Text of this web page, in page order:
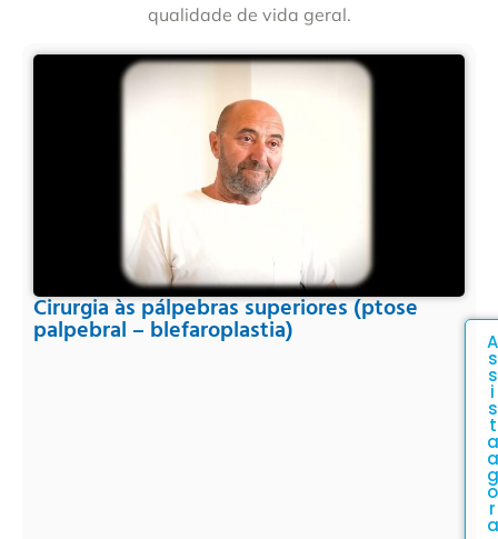
qualidade de vida geral.
Cirurgia às pálpebras superiores (ptose
palpebral – blefaroplastia) A
s
s
i
s
t
a
a
g
o
r
a